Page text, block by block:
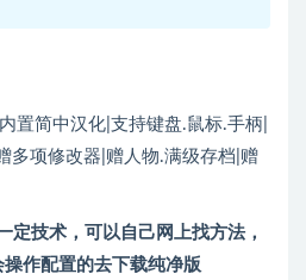
置简中汉化|支持键盘.鼠标.手柄|
多项修改器|赠人物.满级存档|赠
定技术，可以自己网上找方法，
作配置的去下载纯净版